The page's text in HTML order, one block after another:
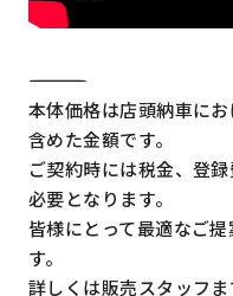
―――――――――――――――――――――――――――――――――
本体価格は店頭納車に
含めた金額です。
ご契約時には税金、登
必要となります。
皆様にとって最適なご
す。
詳しくは販売スタッフ